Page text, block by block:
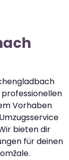
Vorhaben
bieten dir
für deinen